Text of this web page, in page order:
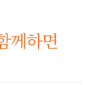
께하면